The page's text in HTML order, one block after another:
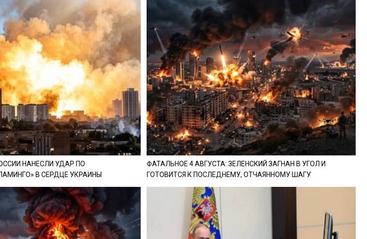
НАНЕСЛИ УДАР ПО
В СЕРДЦЕ УКРАИНЫ
ФАТАЛЬНОЕ 4 АВГУСТА: ЗЕЛЕНСКИЙ ЗАГНАН В УГОЛ И
ГОТОВИТСЯ К ПОСЛЕДНЕМУ, ОТЧАЯННОМУ ШАГУ